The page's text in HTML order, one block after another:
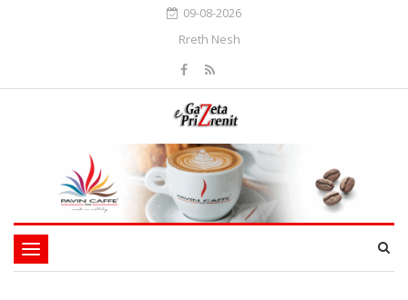
09-08-2026
Rreth Nesh
Toggle
navigation